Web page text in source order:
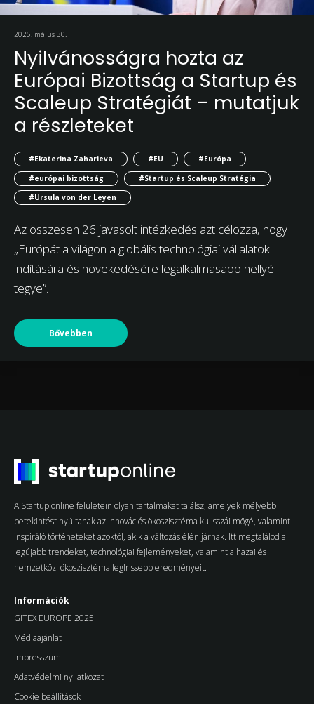
2025. május 30.
Nyilvánosságra hozta az
Európai Bizottság a Startup és
Scaleup Stratégiát – mutatjuk
a részleteket
#Ekaterina Zaharieva #EU
#Európa
#európai bizottság
#Startup és Scaleup Stratégia
#Ursula von der Leyen
Az összesen 26 javasolt intézkedés azt célozza, hogy
„Európát a világon a globális technológiai vállalatok
indítására és növekedésére legalkalmasabb hellyé
tegye”.
Bővebben
A Startup online felületein olyan tartalmakat találsz, amelyek mélyebb
betekintést nyújtanak az innovációs ökoszisztéma kulisszái mögé, valamint
inspiráló történeteket azoktól, akik a változás élén járnak. Itt megtalálod a
legújabb trendeket, technológiai fejleményeket, valamint a hazai és
nemzetközi ökoszisztéma legfrissebb eredményeit.
Információk
GITEX EUROPE 2025
Médiaajánlat
Impresszum
Adatvédelmi nyilatkozat
Cookie beállítások